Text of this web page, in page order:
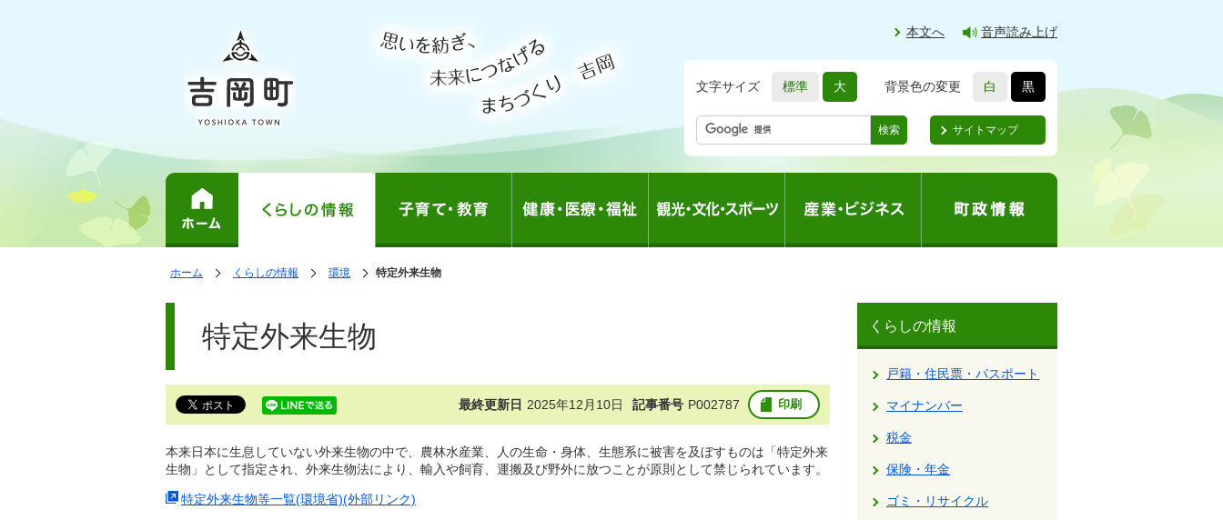
本文へ 音声読み上げ
文字サイズ 標準 大 背景色の変更 白 黒
検索 サイトマップ
表
ペ
ホーム
のくらしの情報
の
環境
の
特定外来生物
文
で
特定外来生物
最終更新日 2025年12月10日 記事番号 P002787 印刷
本来日本に生息していない外来生物の中で、農林水産業、人の生命・身体、生態系に被害を及ぼすものは「特定外来
生物」として指定され、外来生物法により、輸入や飼育、運搬及び野外に放つことが原則として禁じられています。
特定外来生物等一覧(環境省)(外部リンク)
くらしの情報
戸籍・住民票・パスポート
マイナンバー
税金
保険・年金
ゴミ・リサイクル